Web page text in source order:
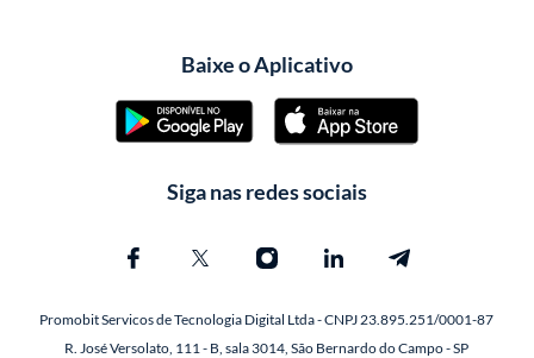
Baixe o Aplicativo
Siga nas redes sociais
Promobit Servicos de Tecnologia Digital Ltda - CNPJ 23.895.251/0001-87
R. José Versolato, 111 - B, sala 3014, São Bernardo do Campo - SP